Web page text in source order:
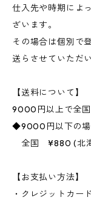
仕入先や時期によ
ざいます。
その場合は個別で
送らさせていただ
【送料について】
9000円以上で全国
◆9000円以下の
全国 ¥880 (北海
【お支払い方法】
・クレジットカー